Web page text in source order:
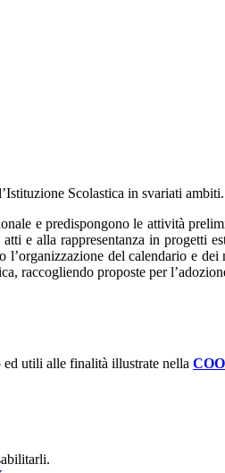
Scolastica in svariati ambiti.
e predispongono le attività
e alla rappresentanza in progetti
del calendario e
raccogliendo proposte per
utili alle finalità illustrate nella